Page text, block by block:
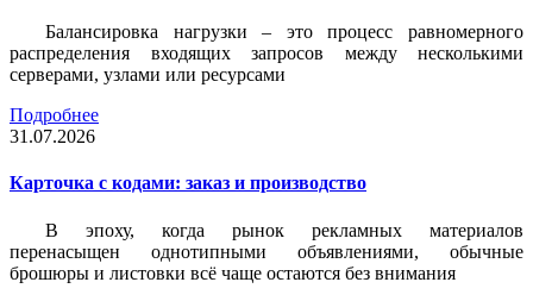
Балансировка нагрузки – это процесс равномерного
распределения входящих запросов между несколькими
серверами, узлами или ресурсами
Подробнее
31.07.2026
Карточка c кодами: заказ и производство
В эпоху, когда рынок рекламных материалов
перенасыщен однотипными объявлениями, обычные
брошюры и листовки всё чаще остаются без внимания